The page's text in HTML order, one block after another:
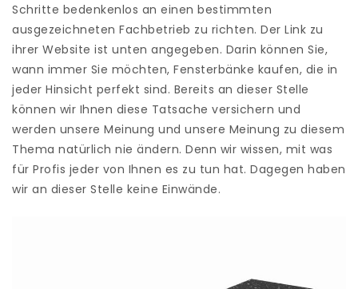
Schritte bedenkenlos an einen bestimmten
ausgezeichneten Fachbetrieb zu richten. Der Link zu
ihrer Website ist unten angegeben. Darin können Sie,
wann immer Sie möchten, Fensterbänke kaufen, die in
jeder Hinsicht perfekt sind. Bereits an dieser Stelle
können wir Ihnen diese Tatsache versichern und
werden unsere Meinung und unsere Meinung zu diesem
Thema natürlich nie ändern. Denn wir wissen, mit was
für Profis jeder von Ihnen es zu tun hat. Dagegen haben
wir an dieser Stelle keine Einwände.